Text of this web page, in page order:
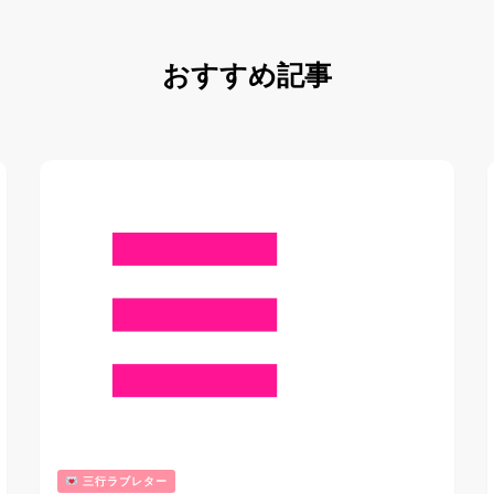
おすすめ記事
三行ラブレター